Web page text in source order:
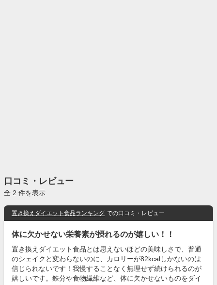
口コミ・レビュー
全 2 件を表示
置き換えダイエット食品ランキング での口コミ・レビュー
体に欠かせない栄養素が摂れるのが嬉しい！！
置き換えダイエット食品とは思えないほどの美味しさで、普通
のシェイクと変わらないのに、カロリーが82kcalしかないのは
信じられないです！我慢することなく無理せず続けられるのが
嬉しいです。鉄分や食物繊維など、体に欠かせないものをダイ